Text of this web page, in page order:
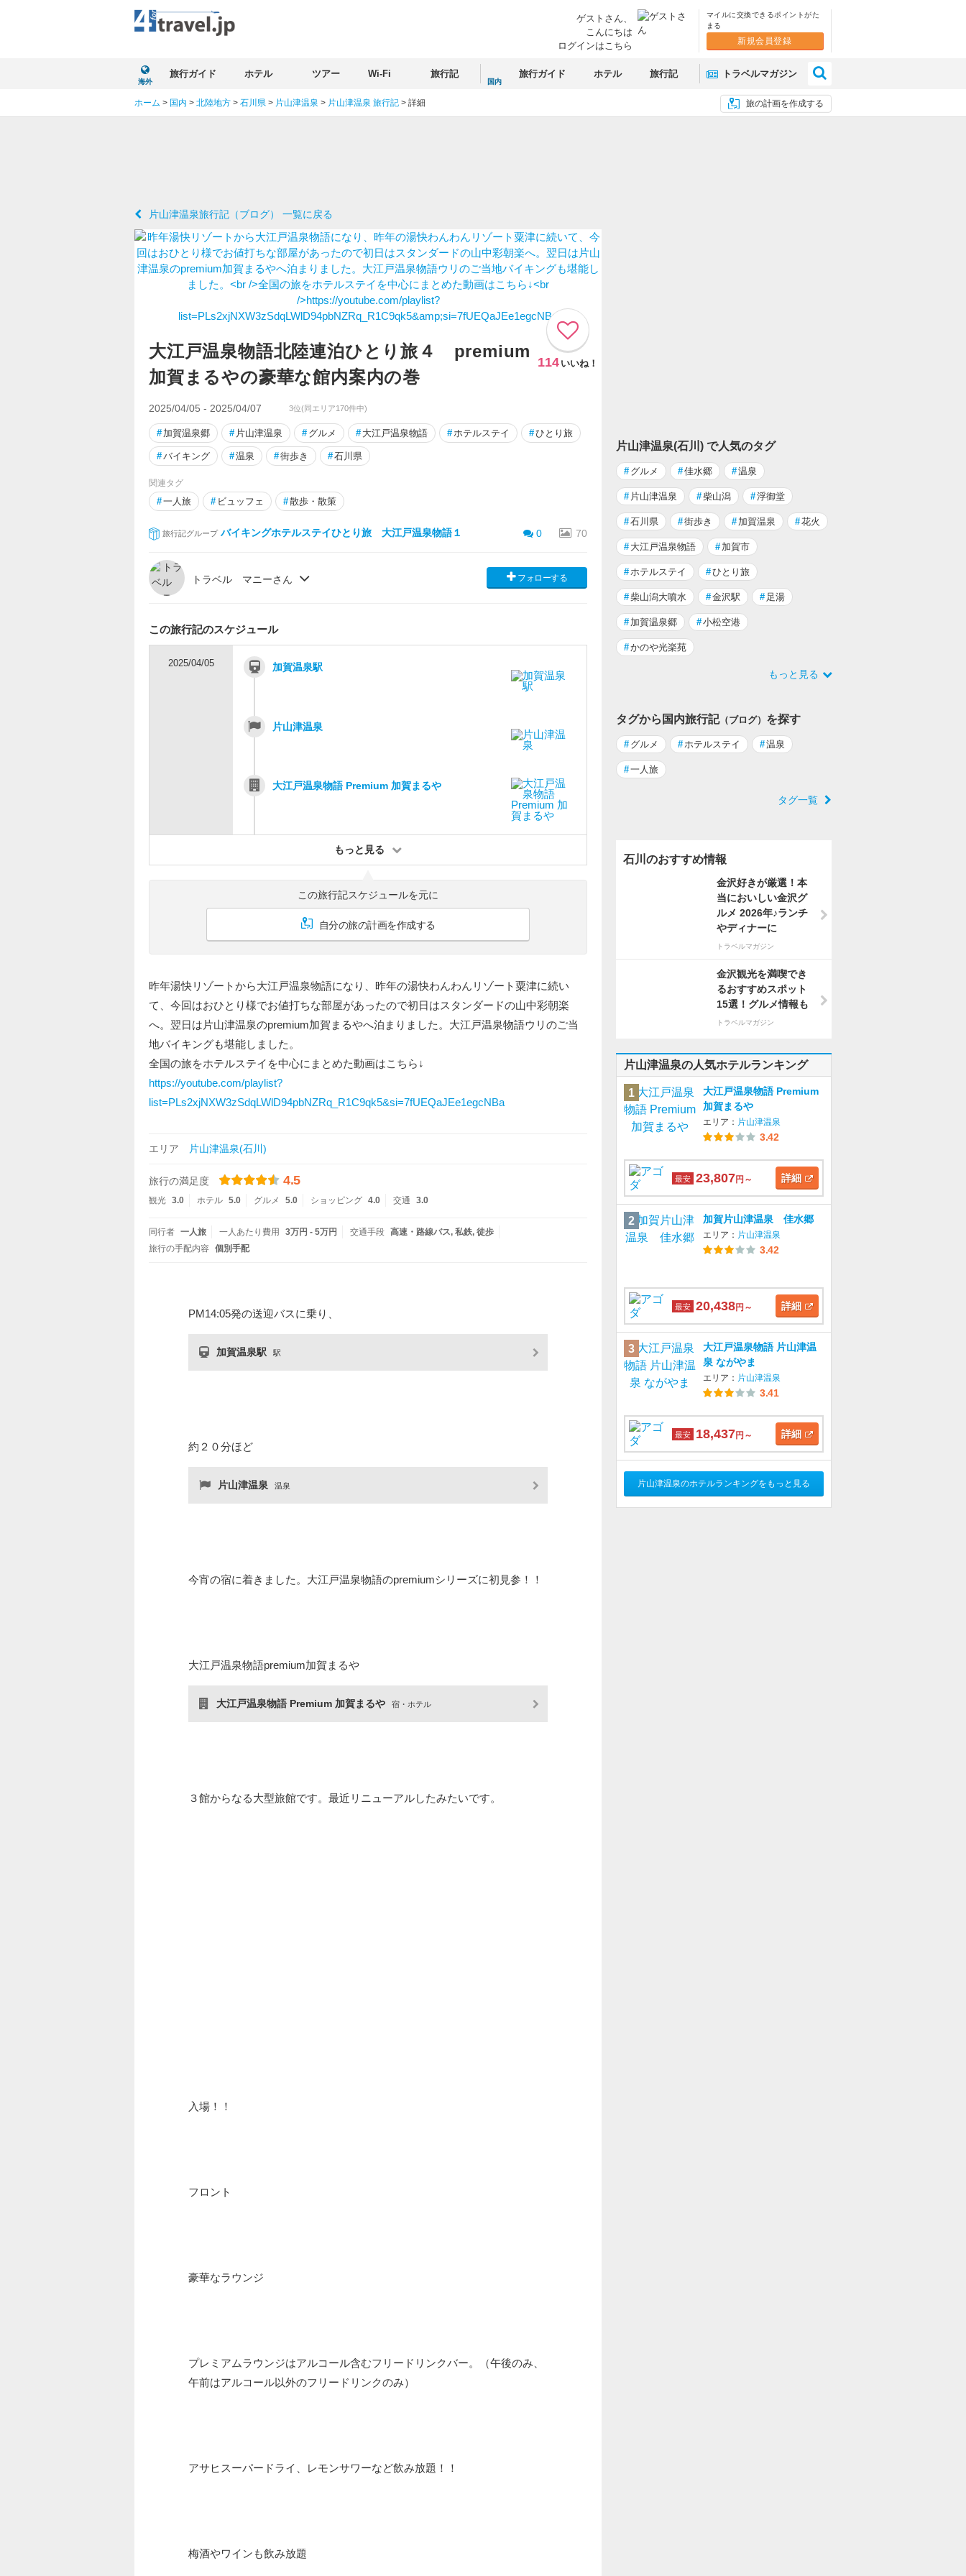
ゲストさん、
こんにちは
ログインはこちら
マイルに交換できるポイントがた
まる
新規会員登録
海外
旅行ガイド ホテル ツアー Wi-Fi 旅行記
国内
旅行ガイド ホテル 旅行記 トラベルマガジン
旅の計画を作成する
ホーム > 国内 > 北陸地方 > 石川県 > 片山津温泉 > 片山津温泉 旅行記 > 詳細
片山津温泉旅行記（ブログ） 一覧に戻る
大江戸温泉物語北陸連泊ひとり旅４ premium
加賀まるやの豪華な館内案内の巻
114 いいね！
2025/04/05 - 2025/04/07 3位(同エリア170件中)
# 加賀温泉郷 # 片山津温泉 # グルメ # 大江戸温泉物語 #ホテルステイ #ひとり旅
#バイキング #温泉 #街歩き #石川県
関連タグ
#一人旅 # ビュッフェ #散歩・散策
旅行記グループ バイキングホテルステイひとり旅 大江戸温泉物語１ 0 70
トラベル マニーさん フォローする
この旅行記のスケジュール
2025/04/05 加賀温泉駅
片山津温泉
大江戸温泉物語 Premium 加賀まるや
もっと見る
この旅行記スケジュールを元に
自分の旅の計画を作成する
昨年湯快リゾートから大江戸温泉物語になり、昨年の湯快わんわんリゾート粟津に続い
て、今回はおひとり様でお値打ちな部屋があったので初日はスタンダードの山中彩朝楽
へ。翌日は片山津温泉のpremium加賀まるやへ泊まりました。大江戸温泉物語ウリのご当
地バイキングも堪能しました。
全国の旅をホテルステイを中心にまとめた動画はこちら↓
https://youtube.com/playlist?
list=PLs2xjNXW3zSdqLWlD94pbNZRq_R1C9qk5&si=7fUEQaJEe1egcNBa
エリア 片山津温泉(石川)
旅行の満足度 4.5
観光 3.0 ホテル 5.0 グルメ 5.0 ショッピング 4.0 交通 3.0
同行者 一人旅 一人あたり費用 3万円 - 5万円 交通手段 高速・路線バス 私鉄 徒歩
旅行の手配内容
個別手配
PM14:05発の送迎バスに乗り、
加賀温泉駅 駅
約２０分ほど
片山津温泉 温泉
今宵の宿に着きました。大江戸温泉物語のpremiumシリーズに初見参！！
大江戸温泉物語premium加賀まるや
大江戸温泉物語 Premium 加賀まるや 宿・ホテル
３館からなる大型旅館です。最近リニューアルしたみたいです。
入場！！
フロント
豪華なラウンジ
プレミアムラウンジはアルコール含むフリードリンクバー。（午後のみ、
午前はアルコール以外のフリードリンクのみ）
アサヒスーパードライ、レモンサワーなど飲み放題！！
梅酒やワインも飲み放題
片山津温泉(石川) で人気のタグ
# グルメ #佳水郷 #温泉
# 片山津温泉 #柴山潟 #浮御堂
#石川県 #街歩き # 加賀温泉 #花火
# 大江戸温泉物語 # 加賀市
#ホテルステイ #ひとり旅
#柴山潟大噴水 #金沢駅 # 足湯
# 加賀温泉郷 #小松空港
#かのや光楽苑
もっと見る
タグから国内旅行記（ブログ） を探す
# グルメ #ホテルステイ #温泉
#一人旅
タグ一覧
石川のおすすめ情報
金沢好きが厳選！本
当においしい金沢グ
ルメ 2026年♪ランチ
やディナーに
トラベルマガジン
金沢観光を満喫でき
るおすすめスポット
15選！グルメ情報も
トラベルマガジン
片山津温泉の人気ホテルランキング
1
大江戸温泉物語 Premium
加賀まるや
エリア： 片山津温泉
3.42
最安 23,807円～ 詳細
2 加賀片山津温泉 佳水郷
エリア： 片山津温泉
3.42
最安 20,438円～ 詳細
3
大江戸温泉物語 片山津温
泉 ながやま
エリア： 片山津温泉
3.41
最安 18,437円～ 詳細
片山津温泉のホテルランキングをもっと見る